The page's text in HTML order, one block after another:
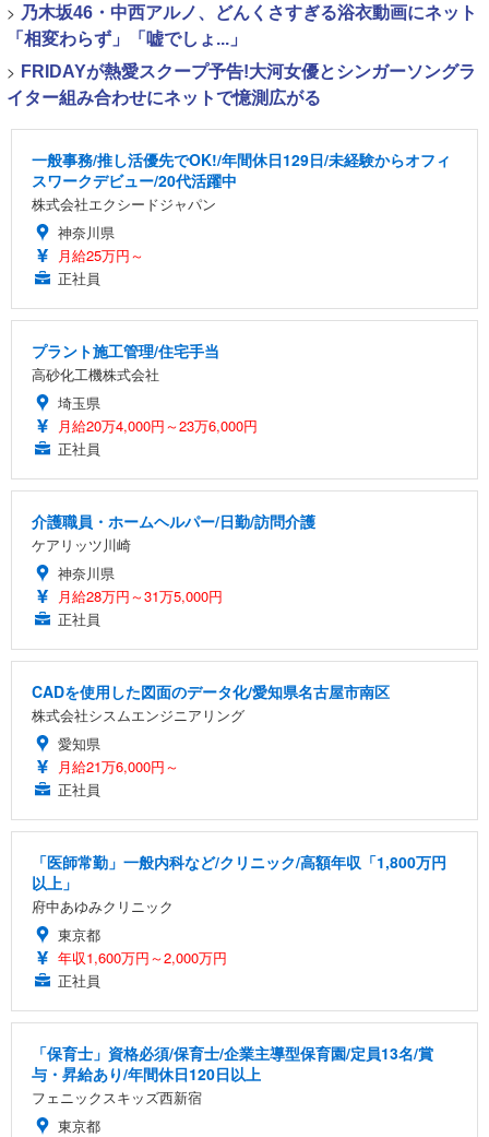
> 乃木坂46・中西アルノ、どんくさすぎる浴衣動画にネット
「相変わらず」「嘘でしょ...」
> FRIDAYが熱愛スクープ予告!大河女優とシンガーソングラ
イター組み合わせにネットで憶測広がる
一般事務/推し活優先でOK!/年間休日129日/未経験からオフィ
スワークデビュー/20代活躍中
株式会社エクシードジャパン
神奈川県
月給25万円～
正社員
プラント施工管理/住宅手当
高砂化工機株式会社
埼玉県
月給20万4,000円～23万6,000円
正社員
介護職員・ホームヘルパー/日勤/訪問介護
ケアリッツ川崎
神奈川県
月給28万円～31万5,000円
正社員
CADを使用した図面のデータ化/愛知県名古屋市南区
株式会社シスムエンジニアリング
愛知県
月給21万6,000円～
正社員
「医師常勤」一般内科など/クリニック/高額年収「1,800万円
以上」
府中あゆみクリニック
東京都
年収1,600万円～2,000万円
正社員
「保育士」資格必須/保育士/企業主導型保育園/定員13名/賞
与・昇給あり/年間休日120日以上
フェニックスキッズ西新宿
東京都